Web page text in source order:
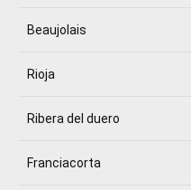
Beaujolais
Rioja
Ribera del duero
Franciacorta